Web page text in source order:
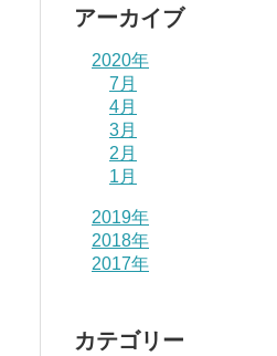
アーカイブ
2020年
7月
4月
3月
2月
1月
2019年
2018年
2017年
カテゴリー